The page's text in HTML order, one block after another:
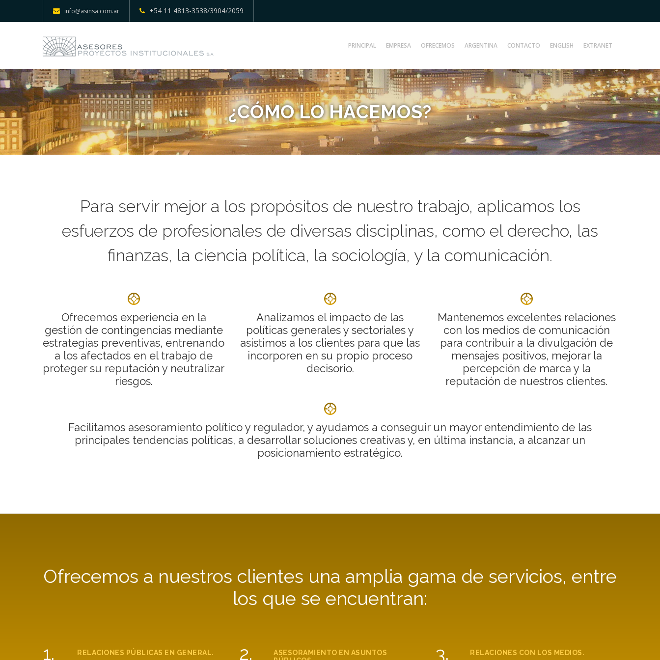
info@asinsa.com.ar +54 11 4813-3538/3904/2059
PRINCIPAL EMPRESA OFRECEMOS ARGENTINA CONTACTO ENGLISH EXTRANET
¿CÓMO LO HACEMOS?
Para servir mejor a los propósitos de nuestro trabajo, aplicamos los
esfuerzos de profesionales de diversas disciplinas, como el derecho, las
finanzas, la ciencia política, la sociología, y la comunicación.
Ofrecemos experiencia en la
gestión de contingencias mediante
estrategias preventivas, entrenando
a los afectados en el trabajo de
proteger su reputación y neutralizar
riesgos.
Analizamos el impacto de las
políticas generales y sectoriales y
asistimos a los clientes para que las
incorporen en su propio proceso
decisorio.
Mantenemos excelentes relaciones
con los medios de comunicación
para contribuir a la divulgación de
mensajes positivos, mejorar la
percepción de marca y la
reputación de nuestros clientes.
Facilitamos asesoramiento político y regulador, y ayudamos a conseguir un mayor entendimiento de las
principales tendencias políticas, a desarrollar soluciones creativas y, en última instancia, a alcanzar un
posicionamiento estratégico.
Ofrecemos a nuestros clientes una amplia gama de servicios, entre
los que se encuentran:
1. RELACIONES PÚBLICAS EN GENERAL. 2.
ASESORAMIENTO EN ASUNTOS
3. RELACIONES CON LOS MEDIOS.